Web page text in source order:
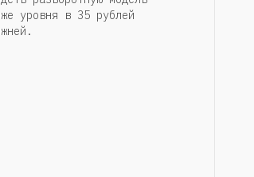
уровня в 35 рублей